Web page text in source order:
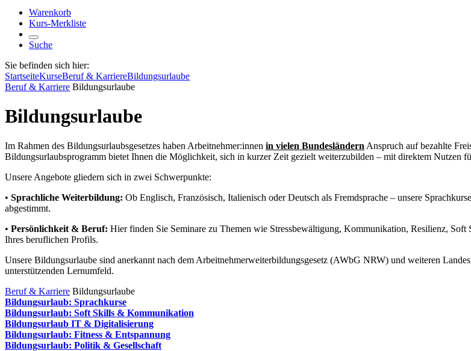
Warenkorb
Kurs-Merkliste
Suche
Sie befinden sich hier:
StartseiteKurseBeruf & KarriereBildungsurlaube
Beruf & Karriere Bildungsurlaube
Bildungsurlaube
Im Rahmen des Bildungsurlaubsgesetzes haben Arbeitnehmer:innen in vielen Bundesländern Anspruch auf bezahlte
Bildungsurlaubsprogramm bietet Ihnen die Möglichkeit, sich in kurzer Zeit gezielt weiterzubilden – mit direktem Nutzen
Unsere Angebote gliedern sich in zwei Schwerpunkte:
• Sprachliche Weiterbildung: Ob Englisch, Französisch, Italienisch oder Deutsch als Fremdsprache – unsere
abgestimmt.
• Persönlichkeit & Beruf: Hier finden Sie Seminare zu Themen wie Stressbewältigung, Kommunikation, Resilienz,
Ihres beruflichen Profils.
Unsere Bildungsurlaube sind anerkannt nach dem Arbeitnehmerweiterbildungsgesetz (AWbG NRW) und weiteren
unterstützenden Lernumfeld.
Beruf & Karriere Bildungsurlaube
Bildungsurlaub: Sprachkurse
Bildungsurlaub: Soft Skills & Kommunikation
Bildungsurlaub IT & Digitalisierung
Bildungsurlaub: Fitness & Entspannung
Bildungsurlaub: Politik & Gesellschaft